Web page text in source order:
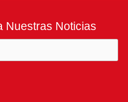
Nuestras Noticias